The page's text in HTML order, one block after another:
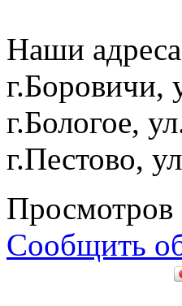
Наши
г.Боровичи,
г.Бологое,
г.Пестово,
Просмотров
Сообщить